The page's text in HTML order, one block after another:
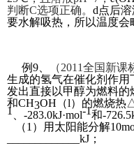
判断C选项正确。 d点后
要水解吸热，所以温度会
例9、 （2011全国新课
生成的氢气在催化剂作
发出直接以甲醇为燃料的
和CH3OH（l）的燃烧热
1
、-283.0kJ·mol-1和-
（1）用太阳能分解
_____________kJ；